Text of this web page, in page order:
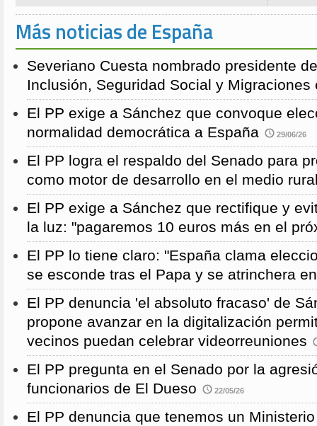
Más noticias de España
Severiano Cuesta nombrado presidente
Inclusión, Seguridad Social y Migraciones
El PP exige a Sánchez que convoque
normalidad democrática a España
29/06/26
El PP logra el respaldo del Senado para
como motor de desarrollo en el medio
El PP exige a Sánchez que rectifique y
la luz: "pagaremos 10 euros más en el
El PP lo tiene claro: "España clama
se esconde tras el Papa y se atrinchera
El PP denuncia 'el absoluto fracaso' de
propone avanzar en la digitalización
vecinos puedan celebrar videorreuniones
El PP pregunta en el Senado por la
funcionarios de El Dueso
22/05/26
El PP denuncia que tenemos un